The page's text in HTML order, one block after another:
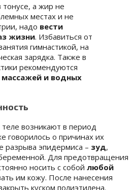
а жир не
местах и не
надо вести
жизни. Избавиться от
гимнастикой, на
зарядка. Также в
рекомендуются
и водных
возникают в период
говорилось о причинах их
разрыва эпидермиса – зуд,
Для предотвращения
носить с собой любой
им кожу. После нанесения
куском полиэтилена.